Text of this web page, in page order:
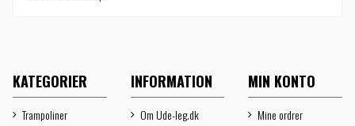
KATEGORIER
Trampoliner
INFORMATION
Om Ude-leg.dk
MIN KONTO
Mine ordrer